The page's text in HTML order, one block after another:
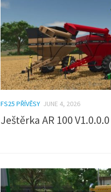
FS25 PŘÍVĚSY JUNE 4, 2026
Ještěrka AR 100 V1.0.0.0